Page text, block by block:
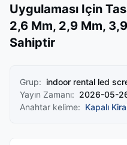
Uygulaması Için
2,6 Mm, 2,9 Mm,
Sahiptir
Grup: indoor rental led
Yayın Zamanı: 2026-05-
Anahtar kelime: Kapalı